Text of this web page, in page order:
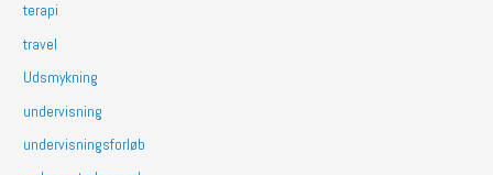
terapi
travel
Udsmykning
undervisning
undervisningsforløb